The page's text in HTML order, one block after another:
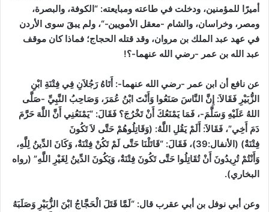
أميرًا للمؤمنين، ودخلت في طاعته ومبايعته: “الكوفة، والبصرة،
ومصر، وخراسان، والشام -معقل الأمويين-“، ولم يبقَ سوى الأردن
في عهد عبد الملك بن مروان، وقد قتله الحجاج؛ فماذا كان موقف
عبد الله بن عمر -رضي الله عنهما-؟!
عن نافع أن ابن عمر -رضي الله عنهما-: أَتَاهُ رَجُلاَنِ فِي فِتْنَةِ ابْنِ
الزُّبَيْرِ فَقَالاَ: إِنَّ النَّاسَ صَنَعُوا وَأَنْتَ ابْنُ عُمَرَ، وَصَاحِبُ النَّبِيِّ -صَلَّى
اللهُ عَلَيْهِ وَسَلَّمَ-، فَمَا يَمْنَعُكَ أَنْ تَخْرُجَ؟ فَقَالَ: “يَمْنَعُنِي أَنَّ اللَّهَ حَرَّمَ
دَمَ أَخِي”، فَقَالاَ: أَلَمْ يَقُلِ اللَّهُ: (وَقَاتِلُوهُمْ حَتَّى لاَ تَكُونَ
فِتْنَةٌ) (الأنفال:39)
، فَقَالَ: “قَاتَلْنَا حَتَّى لَمْ تَكُنْ فِتْنَةٌ، وَكَانَ الدِّينُ لِلَّهِ،
وَأَنْتُمْ تُرِيدُونَ أَنْ تُقَاتِلُوا حَتَّى تَكُونَ فِتْنَةٌ، وَيَكُونَ الدِّينُ لِغَيْرِ اللَّهِ” (رواه
البخاري).
وعن أبي نوفل بن أبي عقرب قال: “لَمَّا قَتَلَ الْحَجَّاجُ ابْنَ الزُّبَيْرِ وَصَلَبَهُ